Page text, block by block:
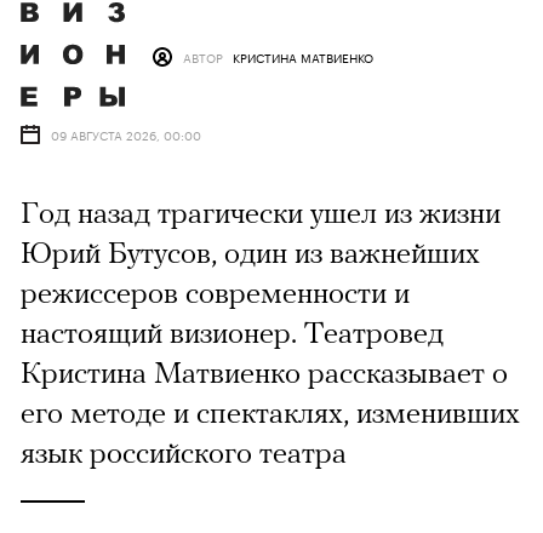
АВТОР КРИСТИНА МАТВИЕНКО
09 АВГУСТА 2026, 00:00
Год назад трагически ушел из жизни
Юрий Бутусов, один из важнейших
режиссеров современности и
настоящий визионер. Театровед
Кристина Матвиенко рассказывает о
его методе и спектаклях, изменивших
язык российского театра